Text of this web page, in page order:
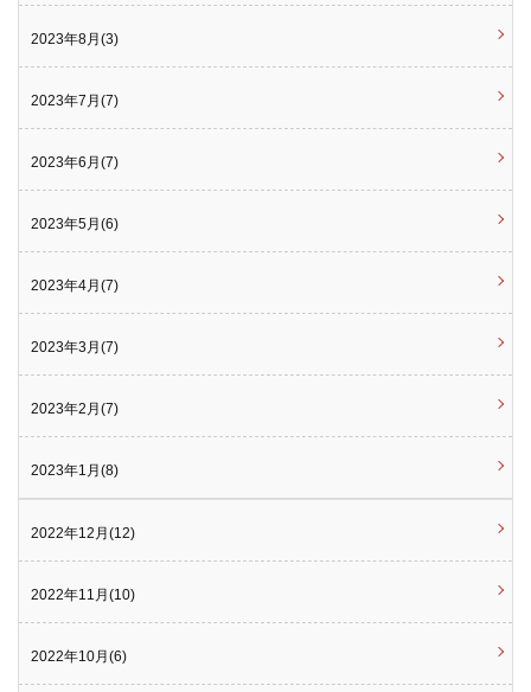
2023年8月(3)
2023年7月(7)
2023年6月(7)
2023年5月(6)
2023年4月(7)
2023年3月(7)
2023年2月(7)
2023年1月(8)
2022年12月(12)
2022年11月(10)
2022年10月(6)